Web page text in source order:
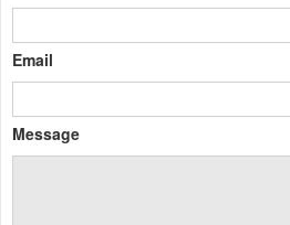
Email
Message